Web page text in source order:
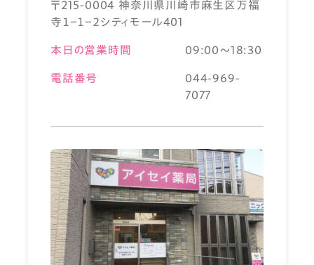
〒215-0004 神奈川県川崎市麻生区万福
寺１－１－２シティモール401
本日の営業時間 09:00～18:30
電話番号
044-969-
7077